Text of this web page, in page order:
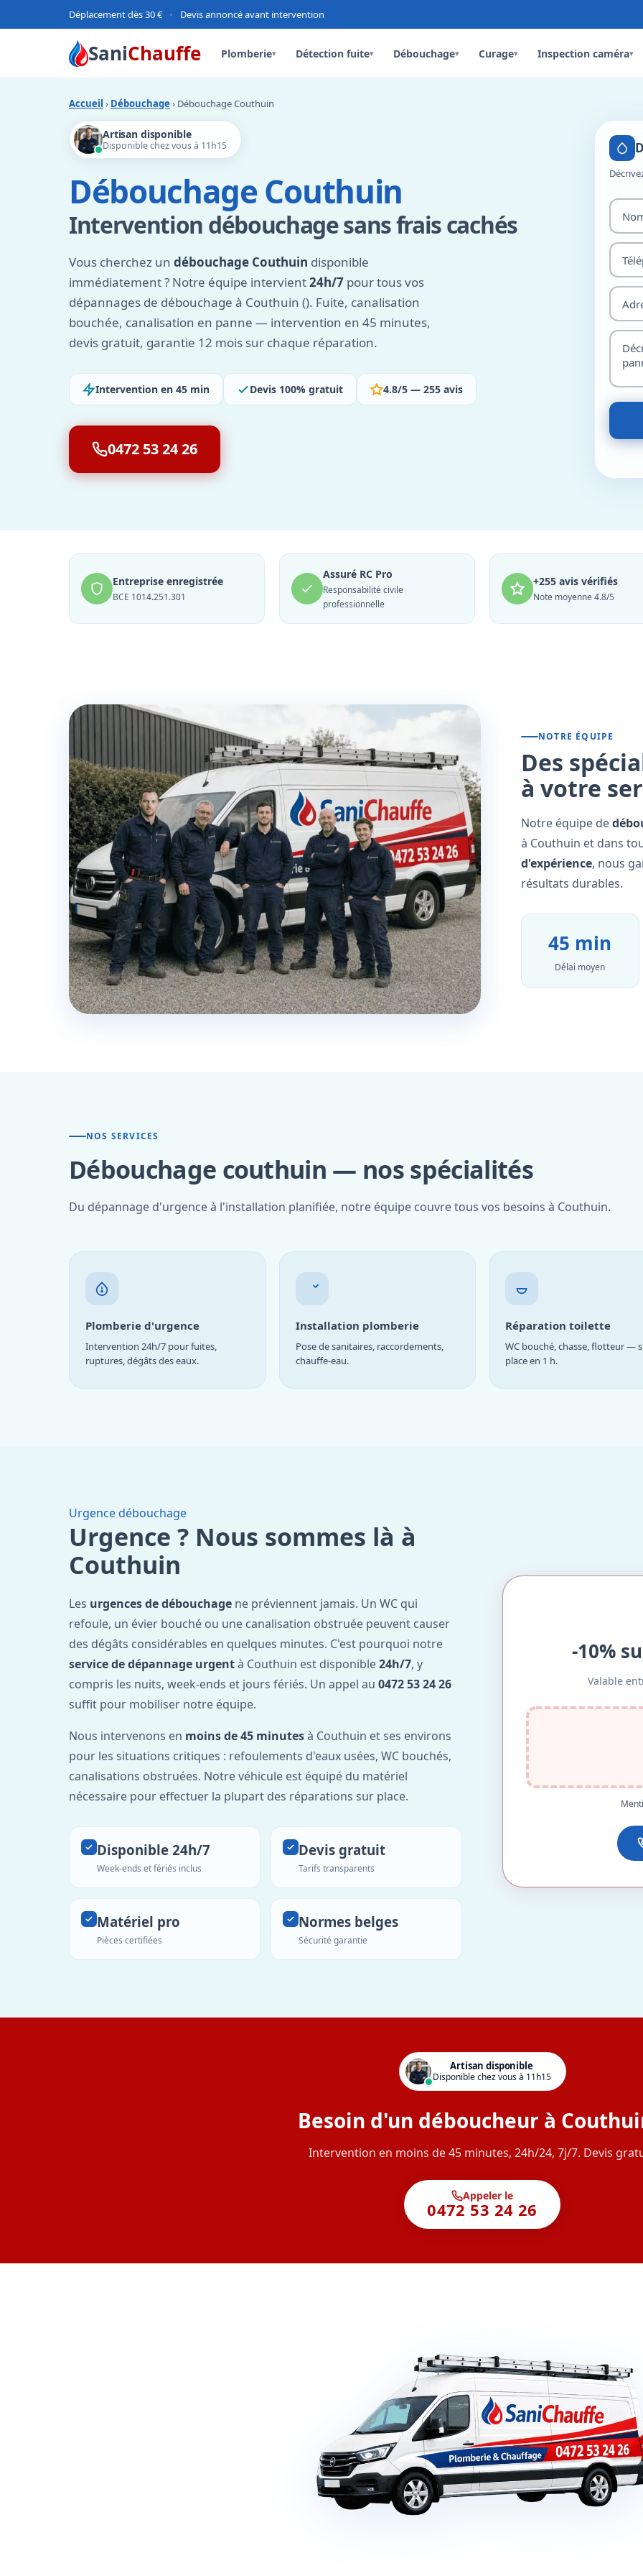
Déplacement dès 30 € • Devis annoncé avant intervention
SaniChauffe Plomberie▾ Détection fuite▾ Débouchage▾ Curage▾ Inspection caméra▾
Accueil › Débouchage › Débouchage Couthuin
Artisan disponible
Disponible chez vous à 11h15
Débouchage Couthuin
Intervention débouchage sans frais cachés
Vous cherchez un débouchage Couthuin disponible
immédiatement ? Notre équipe intervient24h/7 pour tous vos
dépannages de débouchage à Couthuin (). Fuite, canalisation
bouchée, canalisation en panne — intervention en 45 minutes,
devis gratuit, garantie 12 mois sur chaque réparation.
Intervention en 45 min Devis 100% gratuit 4.8/5 — 255 avis
0472 53 24 26
Entreprise enregistrée
BCE 1014.251.301
Assuré RC Pro
Responsabilité civile
professionnelle
+255 avis vérifiés
Note moyenne 4.8/5
NOTRE ÉQUIPE
Des
à votre
Notre équipe de
à Couthuin et dans
d'expérience, nous
résultats durables.
45 min
Délai moyen
NOS SERVICES
Débouchage couthuin — nos spécialités
Du dépannage d'urgence à l'installation planifiée, notre équipe couvre tous vos besoins à Couthuin.
Plomberie d'urgence
Intervention 24h/7 pour fuites,
ruptures, dégâts des eaux.
Installation plomberie
Pose de sanitaires, raccordements,
chauffe-eau.
Réparation toilette
WC bouché, chasse, flotteur —
place en 1 h.
Urgence débouchage
Urgence ? Nous sommes là à
Couthuin
Les urgences de débouchage ne préviennent jamais. Un WC qui
refoule, un évier bouché ou une canalisation obstruée peuvent causer
des dégâts considérables en quelques minutes. C'est pourquoi notre
service de dépannage urgentà Couthuin est disponible24h/7, y
compris les nuits, week-ends et jours fériés. Un appel au 0472 53 24 26
suffit pour mobiliser notre équipe.
Nous intervenons en moins de 45 minutesà Couthuin et ses environs
pour les situations critiques : refoulements d'eaux usées, WC bouchés,
canalisations obstruées. Notre véhicule est équipé du matériel
nécessaire pour effectuer la plupart des réparations sur place.
Disponible 24h/7
Week-ends et fériés inclus
Devis gratuit
Tarifs transparents
Matériel pro
Pièces certifiées
Normes belges
Sécurité garantie
-10%
Valable
Artisan disponible
Disponible chez vous à 11h15
Besoin d'un déboucheur à
Intervention en moins de 45 minutes, 24h/24, 7j/7. Devis
Appeler le
0472 53 24 26